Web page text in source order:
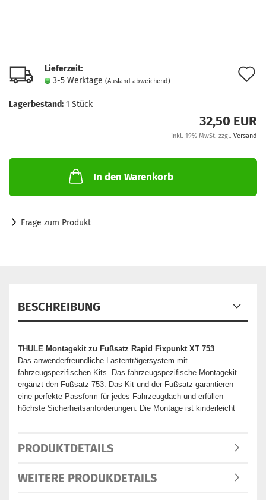
Lieferzeit:
3-5 Werktage (Ausland abweichend)
Lagerbestand: 1 Stück
32,50 EUR
inkl. 19% MwSt. zzgl. Versand
In den Warenkorb
Frage zum Produkt
BESCHREIBUNG
THULE Montagekit zu Fußsatz Rapid Fixpunkt XT 753
Das anwenderfreundliche Lastenträgersystem mit
fahrzeugspezifischen Kits. Das fahrzeugspezifische Montagekit
ergänzt den Fußsatz 753. Das Kit und der Fußsatz garantieren
eine perfekte Passform für jedes Fahrzeugdach und erfüllen
höchste Sicherheitsanforderungen. Die Montage ist kinderleicht
PRODUKTDETAILS
WEITERE PRODUKDETAILS